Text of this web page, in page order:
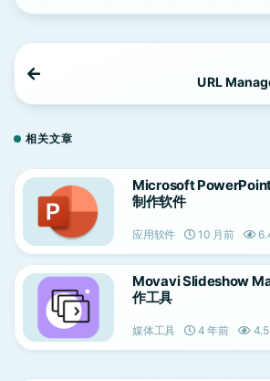
URL
相关文章
Microsoft PowerPoint
制作软件
应用软件 10 月前
Movavi Slideshow
作工具
媒体工具 4 年前